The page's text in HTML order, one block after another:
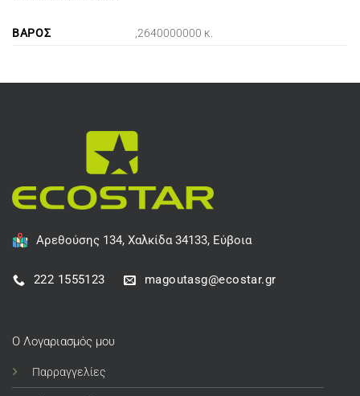
ΒΆΡΟΣ ,2640000000 κ.
Αρεθούσης 134, Χαλκίδα 34133, Εύβοια
222 1555123 magoutasg@ecostar.gr
Ο Λογαριασμός μου
Παρραγγελίες